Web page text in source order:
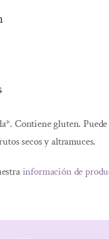
Contiene gluten.
secos y altramuces.
información de